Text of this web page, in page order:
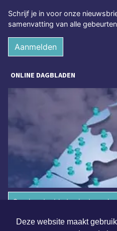
Deze website maakt
Schrijf je in voor onze
samenvatting van alle
Aanmelden
ONLINE DAGBLADEN
Overige dagbladen in de regio